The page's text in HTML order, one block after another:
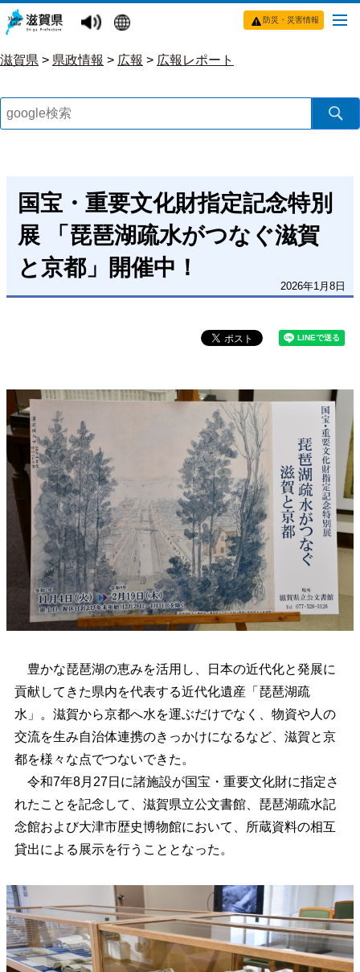
防災・災害情報
滋賀県 > 県政情報 > 広報 > 広報レポート
国宝・重要文化財指定記念特別
展 「琵琶湖疏水がつなぐ滋賀
と京都」開催中！
2026年1月8日
豊かな琵琶湖の恵みを活用し、日本の近代化と発展に
貢献してきた県内を代表する近代化遺産「琵琶湖疏
水」。滋賀から京都へ水を運ぶだけでなく、物資や人の
交流を生み自治体連携のきっかけになるなど、滋賀と京
都を様々な点でつないできた。
令和7年8月27日に諸施設が国宝・重要文化財に指定さ
れたことを記念して、滋賀県立公文書館、琵琶湖疏水記
念館および大津市歴史博物館において、所蔵資料の相互
貸出による展示を行うこととなった。